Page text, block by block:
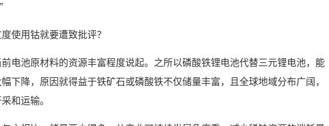
使用钴就要遭致批评？
电池原材料的资源丰富程度说起。之所以磷酸铁锂电池代替三元锂电池，能
下降，原因就得益于铁矿石或磷酸铁不仅储量丰富，且全球地域分布广阔，
和运输。